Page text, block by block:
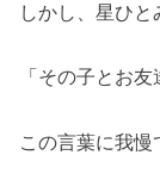
しかし、星ひと
「その子とお
この言葉に我慢